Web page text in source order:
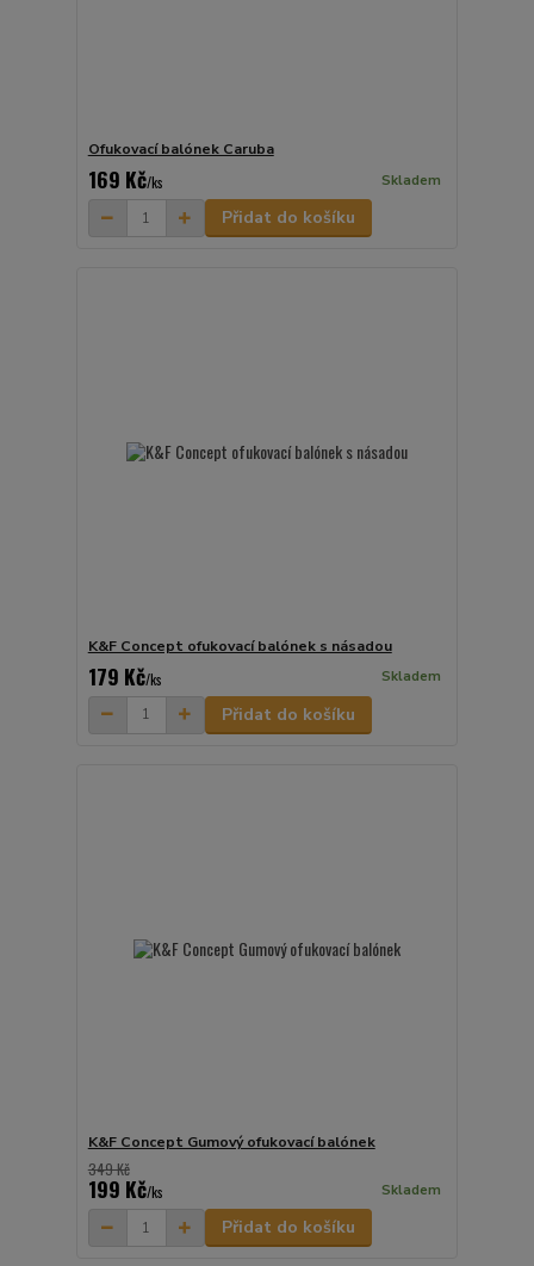
Ofukovací balónek Caruba
169 Kč/ks Skladem
Přidat do košíku
K&F Concept ofukovací balónek s násadou
179 Kč/ks Skladem
Přidat do košíku
K&F Concept Gumový ofukovací balónek
349 Kč
199 Kč/ks Skladem
Přidat do košíku